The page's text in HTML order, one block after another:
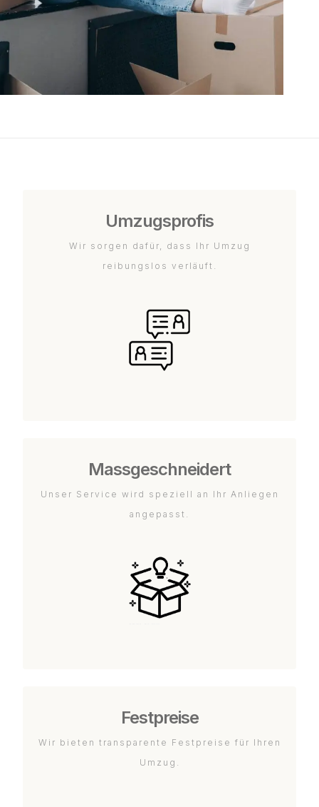
Umzugsprofis
Wir sorgen dafür, dass Ihr Umzug
reibungslos verläuft.
Massgeschneidert
Unser Service wird speziell an Ihr Anliegen
angepasst.
Festpreise
Wir bieten transparente Festpreise für Ihren
Umzug.